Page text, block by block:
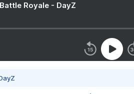
Royale - DayZ